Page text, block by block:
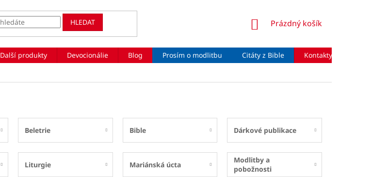
HLEDAT
NÁKUPNÍ
Prázdný košík
Další produkty Devocionálie Blog Prosím o modlitbu Citáty z Bible Kontakty
Beletrie Bible Dárkové publikace
Liturgie Mariánská úcta
Modlitby a
pobožnosti